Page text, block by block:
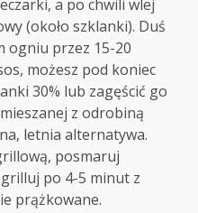
a po chwili wlej
(około szklanki). Duś
ogniu przez 15-20
możesz pod koniec
30% lub zagęścić go
z odrobiną
letnia alternatywa.
posmaruj
po 4-5 minut z
prążkowane.